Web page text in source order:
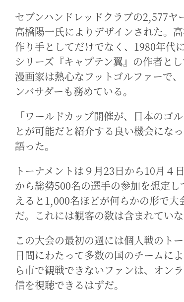
セブンハンドレッドクラブの2,577ヤ
高橋陽一氏によりデザインされた。
作り手としてだけでなく、1980年代
シリーズ『キャプテン翼』の作者と
漫画家は熱心なフットゴルファーで
ンバサダーも務めている。
「ワールドカップ開催が、日本のゴ
とが可能だと紹介する良い機会にな
語った。
トーナメントは９月23日から10月４
から総勢500名の選手の参加を想定
えると1,000名ほどが何らかの形で大
だ。これには観客の数は含まれていな
この大会の最初の週には個人戦のト
日間にわたって多数の国のチームに
ら市で観戦できないファンは、オン
信を視聴できるはずだ。